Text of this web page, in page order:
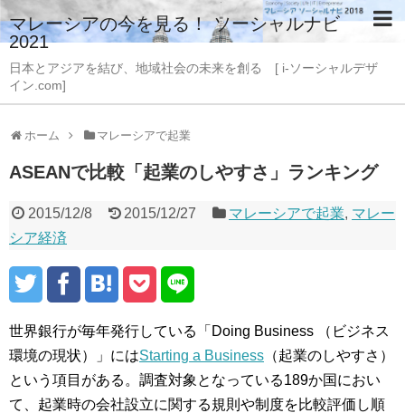
マレーシアの今を見る！ ソーシャルナビ
2021
日本とアジアを結び、地域社会の未来を創る [ i-ソーシャルデザ
イン.com]
ホーム マレーシアで起業
ASEANで比較「起業のしやすさ」ランキング
2015/12/8 2015/12/27 マレーシアで起業, マレー
シア経済
世界銀行が毎年発行している「Doing Business （ビジネス
環境の現状）」にはStarting a Business （起業のしやすさ）
という項目がある。調査対象となっている189か国におい
て、起業時の会社設立に関する規則や制度を比較評価し順